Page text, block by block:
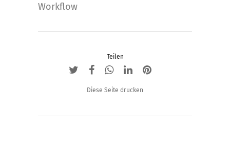
Workflow
Teilen
Diese Seite drucken